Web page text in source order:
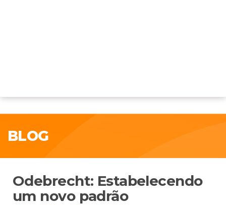
BLOG
Odebrecht: Estabelecendo
um novo padrão